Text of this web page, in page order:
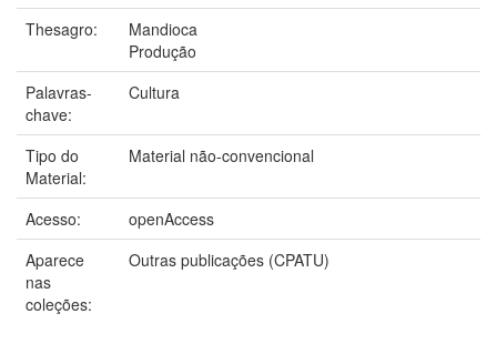
Thesagro:
Mandioca
Produção
Palavras-
chave:
Cultura
Tipo do
Material:
Material não-convencional
Acesso:
openAccess
Aparece
nas
coleções:
Outras publicações (CPATU)